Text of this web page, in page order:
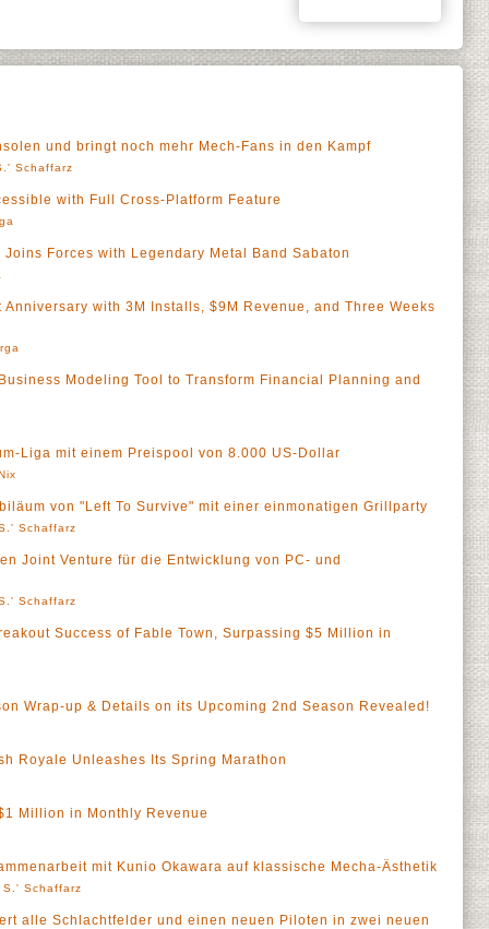
und bringt noch mehr Mech-Fans in den Kampf
Schaffarz
with Full Cross-Platform Feature
Joins Forces with Legendary Metal Band Sabaton
with 3M Installs, $9M Revenue, and Three Weeks
Modeling Tool to Transform Financial Planning and
Liga mit einem Preispool von 8.000 US-Dollar
von "Left To Survive" mit einer einmonatigen Grillparty
Schaffarz
Joint Venture für die Entwicklung von PC- und
Schaffarz
Success of Fable Town, Surpassing $5 Million in
Wrap-up & Details on its Upcoming 2nd Season Revealed!
Royale Unleashes Its Spring Marathon
Million in Monthly Revenue
mit Kunio Okawara auf klassische Mecha-Ästhetik
S.' Schaffarz
alle Schlachtfelder und einen neuen Piloten in zwei neuen